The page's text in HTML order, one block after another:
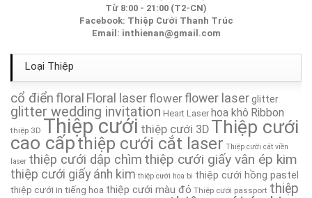
Thiệp Cưới TA100
Thiệp Cưới TA247A
Thiệp Cưới TA241A
Thiệp Cưới TA205A
Thiệp Cưới TA075
Thiệp Cưới TA201A
Từ 8:00 - 21:00 (T2-CN)
Facebook: Thiệp Cưới Thanh Trúc
Email: inthienan@gmail.com
Loại Thiệp
cổ điển floral Floral laser flower flower laserglitter
glitter wedding invitation Heart Laser hoa khô Ribbon
thiệp 3D Thiệp cưới thiệp cưới 3D Thiệp cưới
cao cấpthiệp cưới cắt laser Thiệp cưới cắt viền
laser thiệp cưới dập chìm thiệp cưới giấy vân ép kim
thiệp cưới giấy ánh kim thiệp cưới hoa bi thiệp cưới hồng pastel
thiệp cưới in tiếng hoa thiệp cưới màu đỏ Thiệp cưới passport thiệp